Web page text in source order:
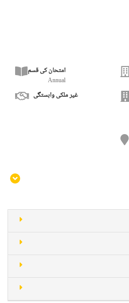
امتحان کی قسم
Annual
غیر ملکی وابستگی